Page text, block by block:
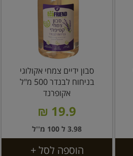
סבון ידיים צמחי אקולוגי
בניחוח לבנדר 500 מ"ל
אקופרנד
19.9 ₪
3.98 ל 100 מ''ל
הוספה לסל +